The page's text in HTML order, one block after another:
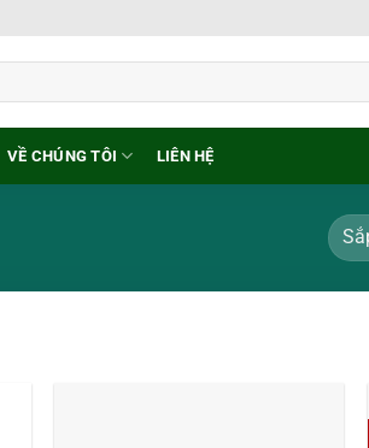
VỀ CHÚNG TÔI LIÊN HỆ